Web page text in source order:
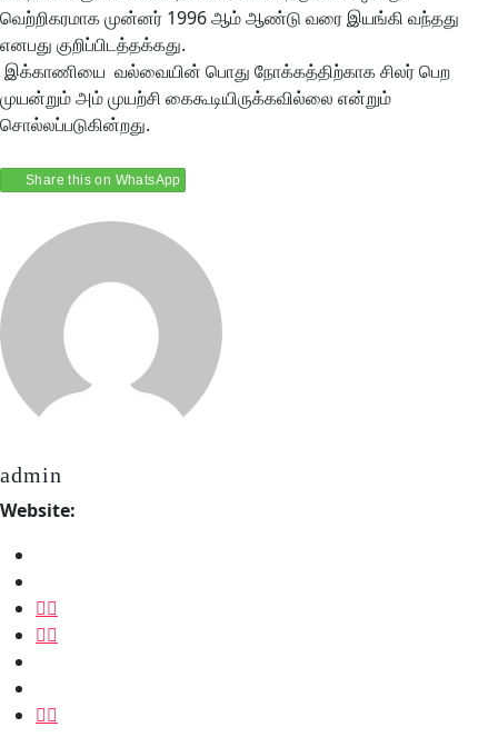
வெற்றிகரமாக முன்னர் 1996 ஆம் ஆண்டு வரை இயங்கி வந்தது
எனபது குறிப்பிடத்தக்கது.
இக்காணியை வல்வையின் பொது நோக்கத்திற்காக சிலர் பெற
முயன்றும் அம் முயற்சி கைகூடியிருக்கவில்லை என்றும்
சொல்லப்படுகின்றது.
Share this on WhatsApp
admin
Website: